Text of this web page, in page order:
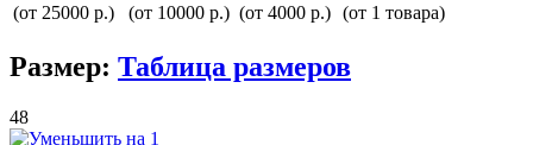
(от 25000 р.)
(от 10000 р.) (от 4000 р.) (от 1 товара)
Размер: Таблица размеров
48